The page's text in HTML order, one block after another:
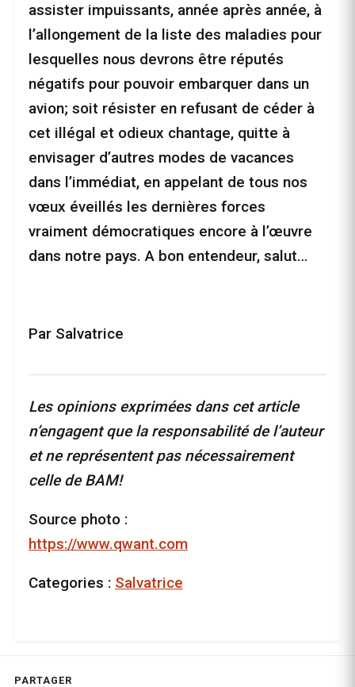
assister impuissants, année après année, à
l’allongement de la liste des maladies pour
lesquelles nous devrons être réputés
négatifs pour pouvoir embarquer dans un
avion; soit résister en refusant de céder à
cet illégal et odieux chantage, quitte à
envisager d’autres modes de vacances
dans l’immédiat, en appelant de tous nos
vœux éveillés les dernières forces
vraiment démocratiques encore à l’œuvre
dans notre pays. A bon entendeur, salut…
Par Salvatrice
Les opinions exprimées dans cet article
n’engagent que la responsabilité de l’auteur
et ne représentent pas nécessairement
celle de BAM!
Source photo :
https://www.qwant.com
Categories : Salvatrice
PARTAGER